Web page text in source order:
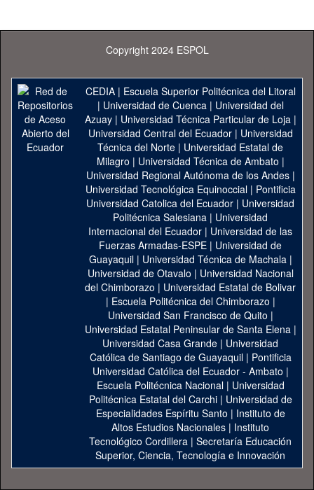
Copyright 2024 ESPOL
CEDIA| Escuela Superior Politécnica del Litoral
| Universidad de Cuenca| Universidad del
Azuay| Universidad Técnica Particular de Loja|
Universidad Central del Ecuador| Universidad
Técnica del Norte | Universidad Estatal de
Milagro | Universidad Técnica de Ambato |
Universidad Regional Autónoma de los Andes|
Universidad Tecnológica Equinoccial| Pontificia
Universidad Catolica del Ecuador | Universidad
Politécnica Salesiana | Universidad
Internacional del Ecuador | Universidad de las
Fuerzas Armadas-ESPE | Universidad de
Guayaquil| Universidad Técnica de Machala|
Universidad de Otavalo | Universidad Nacional
del Chimborazo | Universidad Estatal de Bolivar
| Escuela Politécnica del Chimborazo |
Universidad San Francisco de Quito |
Universidad Estatal Peninsular de Santa Elena|
Universidad Casa Grande | Universidad
Católica de Santiago de Guayaquil| Pontificia
Universidad Católica del Ecuador - Ambato |
Escuela Politécnica Nacional| Universidad
Politécnica Estatal del Carchi| Universidad de
Especialidades Espíritu Santo | Instituto de
Altos Estudios Nacionales | Instituto
Tecnológico Cordillera | Secretaría Educación
Superior, Ciencia, Tecnología e Innovación